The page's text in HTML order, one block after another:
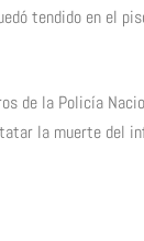
tendido en el
de la Policía
la muerte del